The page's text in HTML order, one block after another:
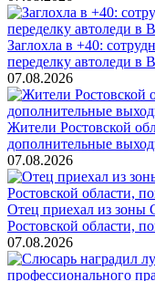
Заглохла в +40:
переделку автоледи в
07.08.2026
Жители Ростовской
дополнительные
07.08.2026
Отец приехал из зоны
Ростовской области,
07.08.2026